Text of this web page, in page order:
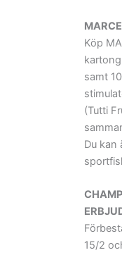
Köp
samt
(Tutti
Du kan
15/2